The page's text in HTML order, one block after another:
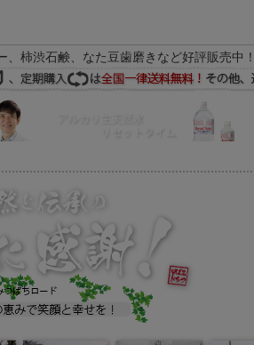
柿渋石鹸、なた豆歯磨きなど好評販売中！